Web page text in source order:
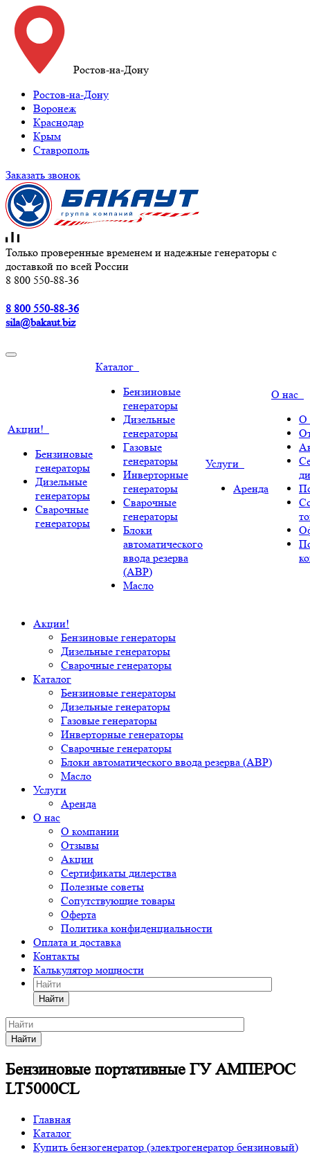
Ростов-на-Дону
Ростов-на-Дону
Воронеж
Краснодар
Крым
Ставрополь
Заказать звонок
Только проверенные временем и надежные генераторы с
доставкой по всей России
8 800 550-88-36
8 800 550-88-36
sila@bakaut.biz
Акции!
Бензиновые
генераторы
Дизельные
генераторы
Сварочные
генераторы
Каталог
Бензиновые
генераторы
Дизельные
генераторы
Газовые
генераторы
Инверторные
генераторы
Сварочные
генераторы
Блоки
автоматического
ввода резерва
(АВР)
Масло
Услуги
Аренда
О нас
О
Акции!
Бензиновые генераторы
Дизельные генераторы
Сварочные генераторы
Каталог
Бензиновые генераторы
Дизельные генераторы
Газовые генераторы
Инверторные генераторы
Сварочные генераторы
Блоки автоматического ввода резерва (АВР)
Масло
Услуги
Аренда
О нас
О компании
Отзывы
Акции
Сертификаты дилерства
Полезные советы
Сопутствующие товары
Оферта
Политика конфиденциальности
Оплата и доставка
Контакты
Калькулятор мощности
Найти
Найти
Бензиновые портативные ГУ АМПЕРОС
LT5000CL
Главная
Каталог
Купить бензогенератор (электрогенератор бензиновый)